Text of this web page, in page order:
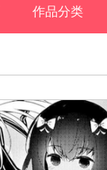
作品分类